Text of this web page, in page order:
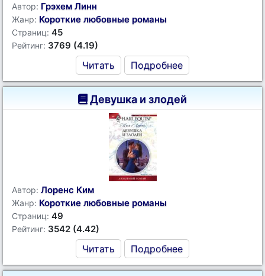
Автор: Грэхем Линн
Жанр: Короткие любовные романы
Страниц: 45
Рейтинг: 3769 (4.19)
Читать Подробнее
Девушка и злодей
Автор: Лоренс Ким
Жанр: Короткие любовные романы
Страниц: 49
Рейтинг: 3542 (4.42)
Читать Подробнее